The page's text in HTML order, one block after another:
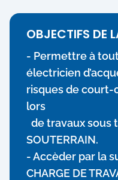
OBJECTIFS DE
- Permettre à
électricien
risques de court-
lors
de travaux sous
SOUTERRAIN.
- Accèder par la
CHARGE DE